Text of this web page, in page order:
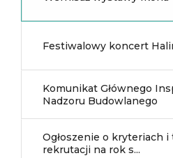
Festiwalowy koncert
Komunikat Głównego
Nadzoru Budowlanego
Ogłoszenie o kryteriach
rekrutacji na rok s...